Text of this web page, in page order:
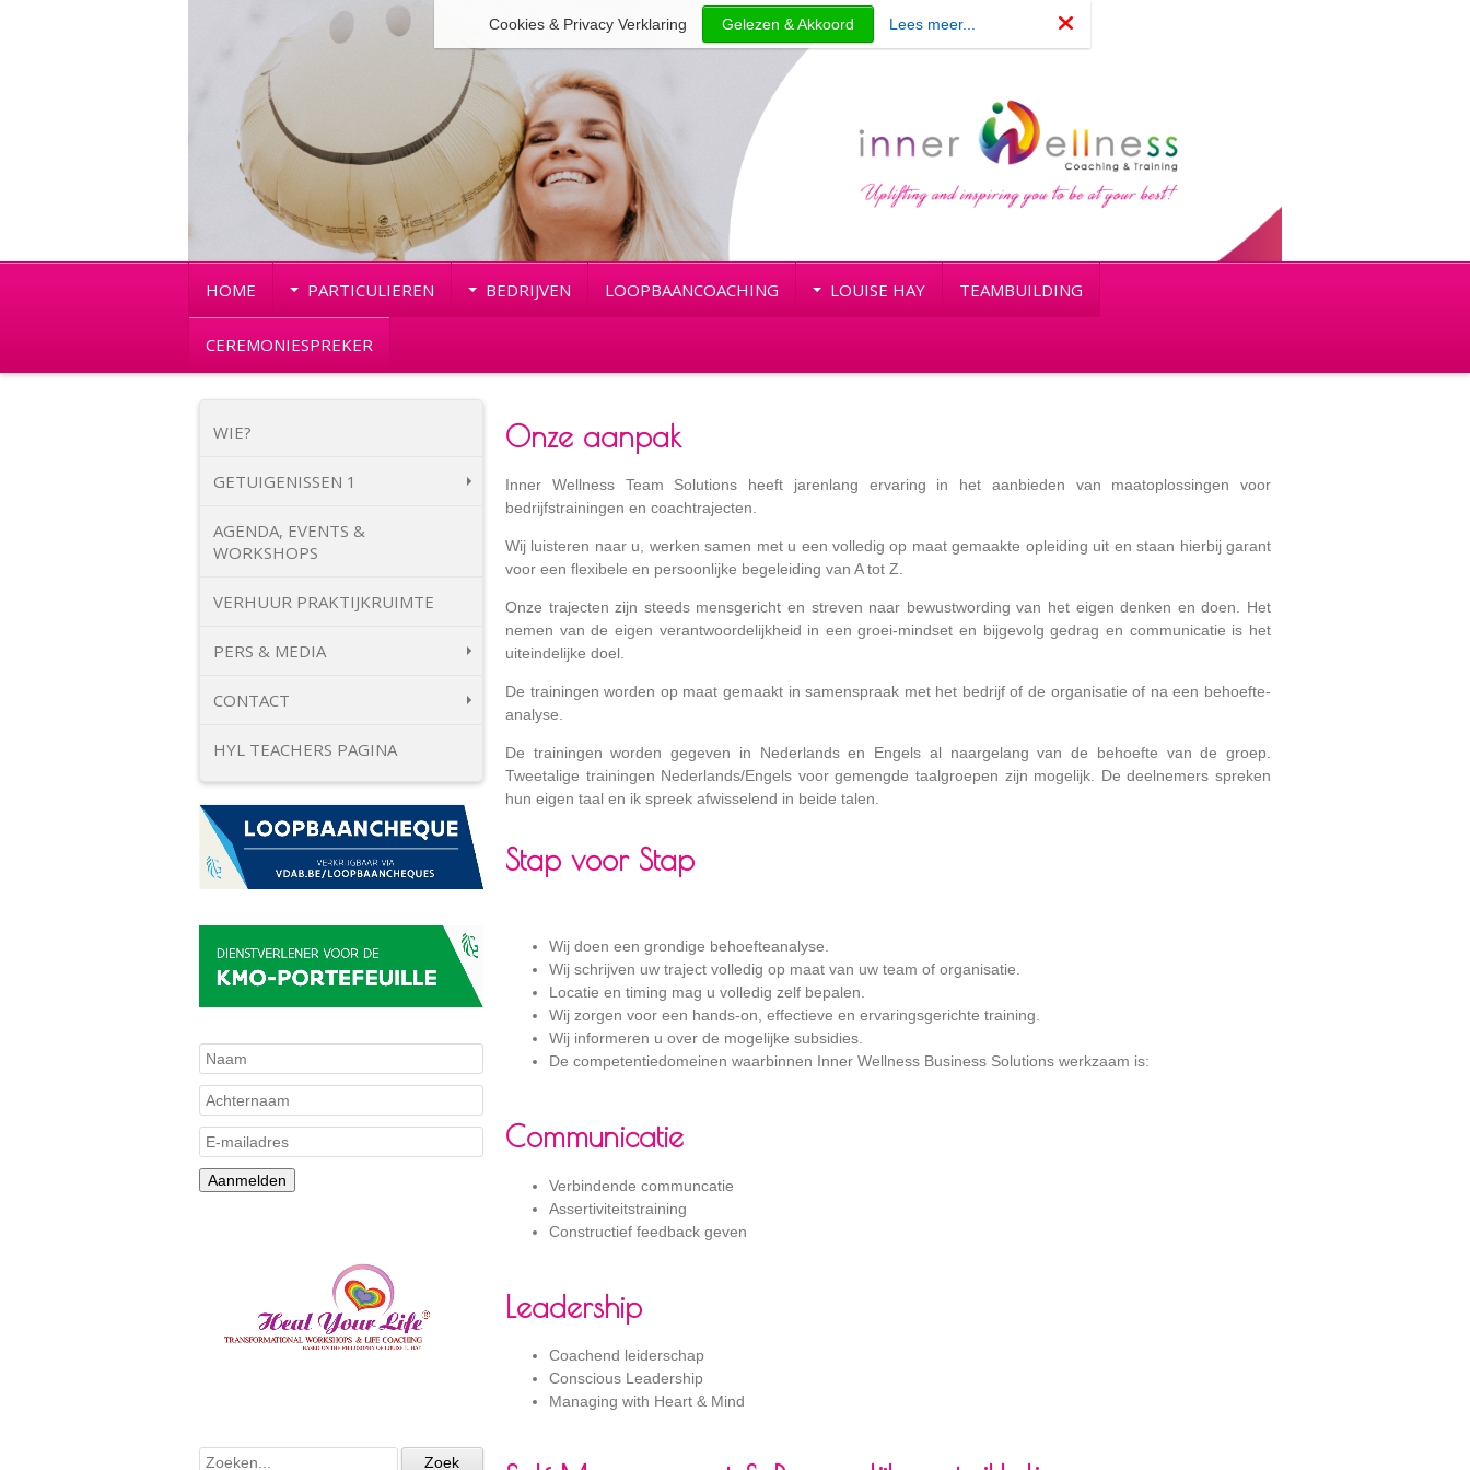
HOME PARTICULIEREN BEDRIJVEN LOOPBAANCOACHING LOUISE HAY TEAMBUILDING
CEREMONIESPREKER
Onze aanpak
Inner Wellness Team Solutions heeft jarenlang ervaring in het aanbieden van maatoplossingen voor
bedrijfstrainingen en coachtrajecten.
Wij luisteren naar u, werken samen met u een volledig op maat gemaakte opleiding uit en staan hierbij garant
voor een flexibele en persoonlijke begeleiding van A tot Z.
Onze trajecten zijn steeds mensgericht en streven naar bewustwording van het eigen denken en doen. Het
nemen van de eigen verantwoordelijkheid in een groei-mindset en bijgevolg gedrag en communicatie is het
uiteindelijke doel.
De trainingen worden op maat gemaakt in samenspraak met het bedrijf of de organisatie of na een behoefte-
analyse.
De trainingen worden gegeven in Nederlands en Engels al naargelang van de behoefte van de groep.
Tweetalige trainingen Nederlands/Engels voor gemengde taalgroepen zijn mogelijk. De deelnemers spreken
hun eigen taal en ik spreek afwisselend in beide talen.
Stap voor Stap
Wij doen een grondige behoefteanalyse.
Wij schrijven uw traject volledig op maat van uw team of organisatie.
Locatie en timing mag u volledig zelf bepalen.
Wij zorgen voor een hands-on, effectieve en ervaringsgerichte training.
Wij informeren u over de mogelijke subsidies.
De competentiedomeinen waarbinnen Inner Wellness Business Solutions werkzaam is:
Communicatie
Verbindende communcatie
Assertiviteitstraining
Constructief feedback geven
Leadership
Coachend leiderschap
Conscious Leadership
Managing with Heart & Mind
WIE?
GETUIGENISSEN 1
AGENDA, EVENTS &
WORKSHOPS
VERHUUR PRAKTIJKRUIMTE
PERS & MEDIA
CONTACT
HYL TEACHERS PAGINA
Aanmelden
Cookies & Privacy Verklaring Gelezen & Akkoord Lees meer...